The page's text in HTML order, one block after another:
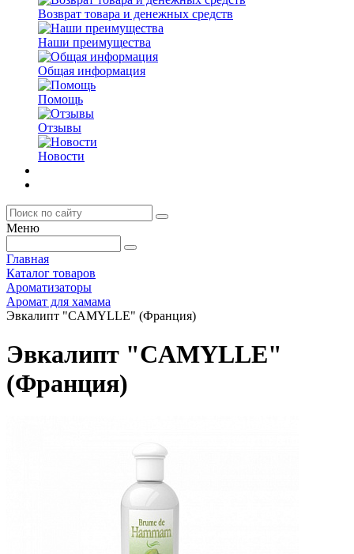
Возврат товара и денежных средств
Наши преимущества
Общая информация
Помощь
Отзывы
Новости
Меню
Главная
Каталог товаров
Ароматизаторы
Аромат для хамама
Эвкалипт "CAMYLLE" (Франция)
Эвкалипт "CAMYLLE"
(Франция)